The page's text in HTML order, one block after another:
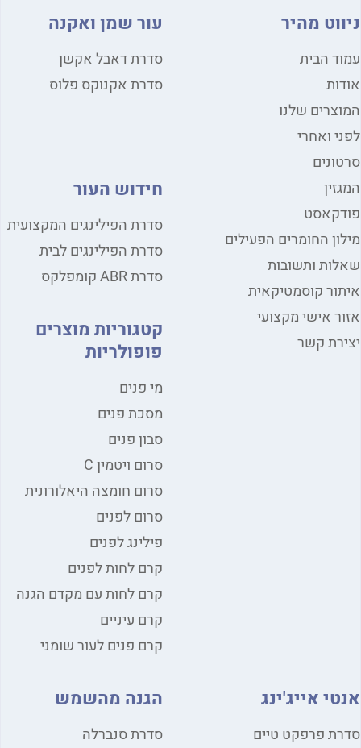
ניווט מהיר
עמוד הבית
אודות
המוצרים שלנו
לפני ואחרי
סרטונים
המגזין
פודקאסט
מילון החומרים הפעילים
שאלות ותשובות
איתור קוסמטיקאית
אזור אישי מקצועי
יצירת קשר
עור שמן ואקנה
סדרת דאבל אקשן
סדרת אקנוקס פלוס
חידוש העור
סדרת הפילינגים המקצועית
סדרת הפילינגים לבית
סדרת ABR קומפלקס
קטגוריות מוצרים
פופולריות
מי פנים
מסכת פנים
סבון פנים
סרום ויטמין C
סרום חומצה היאלורונית
סרום לפנים
פילינג לפנים
קרם לחות לפנים
קרם לחות עם מקדם הגנה
קרם עיניים
קרם פנים לעור שומני
אנטי אייג'ינג
סדרת פרפקט טיים
הגנה מהשמש
סדרת סנברלה